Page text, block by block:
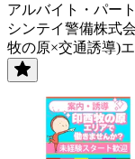
アルバイト・パート
シンテイ警備株式
牧の原×交通誘導)